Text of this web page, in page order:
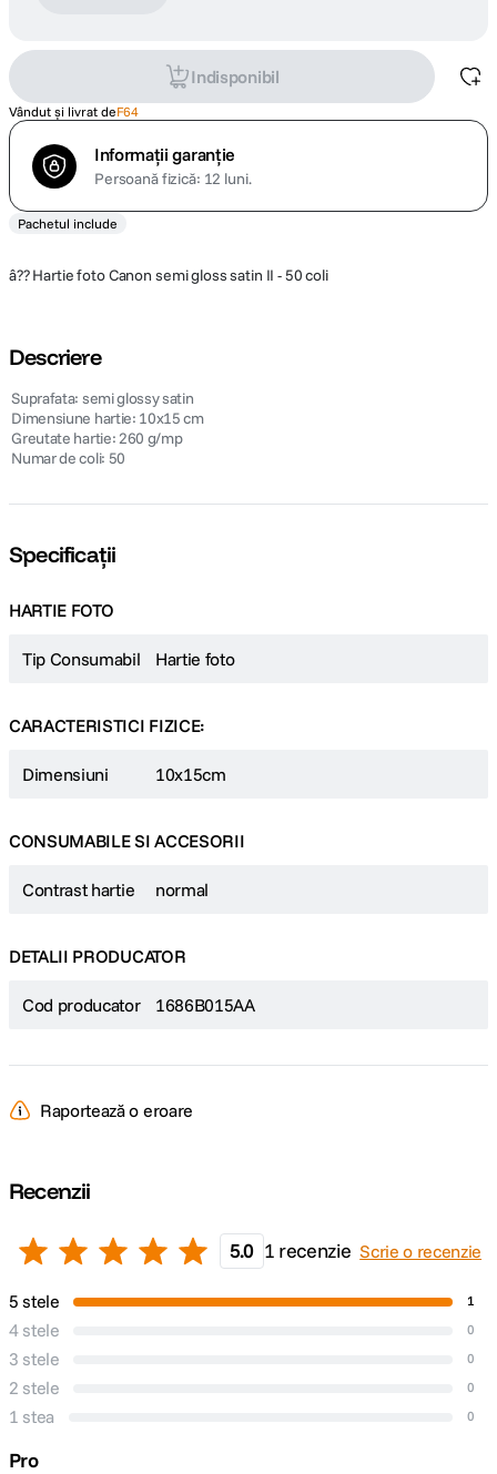
Indisponibil
Vândut și livrat deF64
Informații garanție
Persoană fizică: 12 luni.
Pachetul include
â?? Hartie foto Canon semi gloss satin II - 50 coli
Descriere
 Suprafata: semi glossy satin
 Dimensiune hartie: 10x15 cm
 Greutate hartie: 260 g/mp
 Numar de coli: 50
Specificații
HARTIE FOTO
Tip Consumabil Hartie foto
CARACTERISTICI FIZICE:
Dimensiuni 10x15cm
CONSUMABILE SI ACCESORII
Contrast hartie normal
DETALII PRODUCATOR
Cod producator 1686B015AA
Raportează o eroare
Recenzii
5.0 1 recenzie Scrie o recenzie
5 stele 1
4 stele 0
3 stele 0
2 stele 0
1 stea 0
Pro